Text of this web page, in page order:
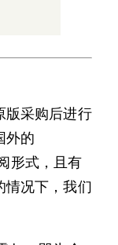
版采购后进行
外的
形式，且有
情况下，我们